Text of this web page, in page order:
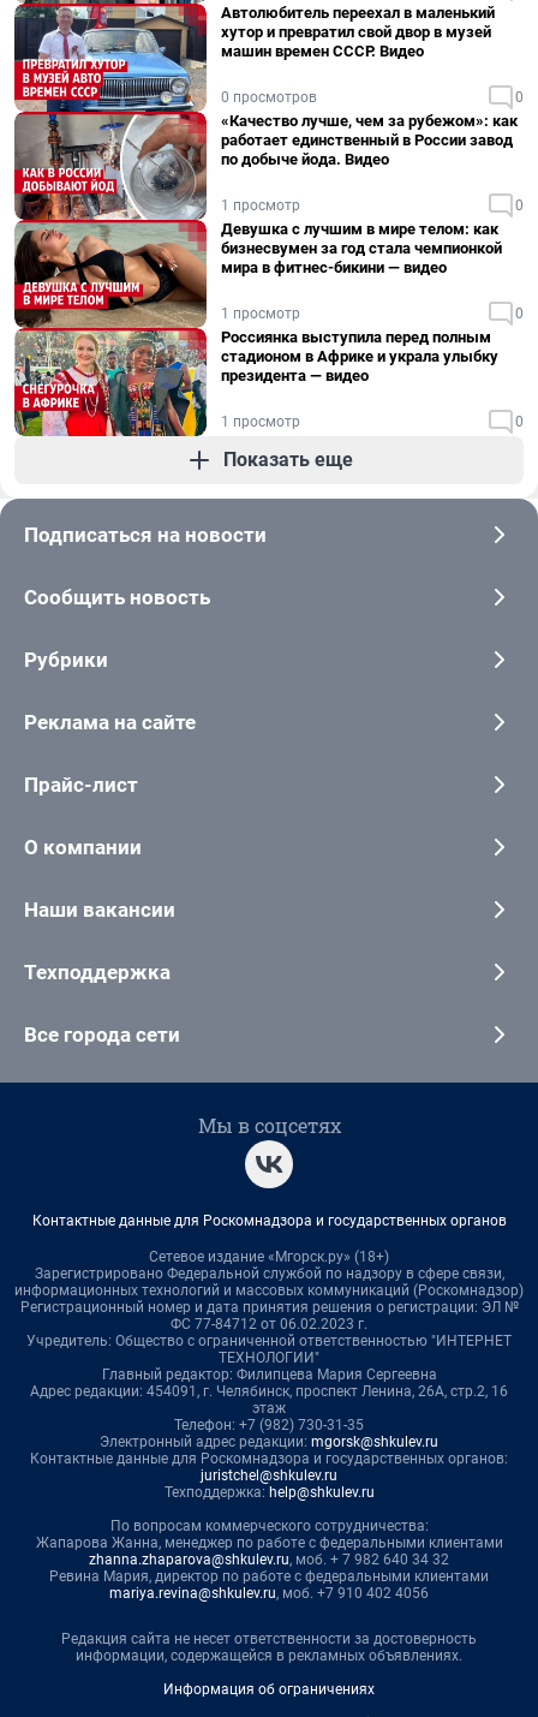
Автолюбитель переехал в маленький
хутор и превратил свой двор в музей
машин времен СССР. Видео
0 просмотров 0
«Качество лучше, чем за рубежом»: как
работает единственный в России завод
по добыче йода. Видео
1 просмотр 0
Девушка с лучшим в мире телом: как
бизнесвумен за год стала чемпионкой
мира в фитнес-бикини — видео
1 просмотр 0
Россиянка выступила перед полным
стадионом в Африке и украла улыбку
президента — видео
1 просмотр 0
Показать еще
Подписаться на новости
Сообщить новость
Рубрики
Реклама на сайте
Прайс-лист
О компании
Наши вакансии
Техподдержка
Все города сети
Мы в соцсетях
Контактные данные для Роскомнадзора и государственных органов
Сетевое издание «Мгорск.ру» (18+)
Зарегистрировано Федеральной службой по надзору в сфере связи,
информационных технологий и массовых коммуникаций (Роскомнадзор)
Регистрационный номер и дата принятия решения о регистрации: ЭЛ №
ФС 77-84712 от 06.02.2023 г.
Учредитель: Общество с ограниченной ответственностью "ИНТЕРНЕТ
ТЕХНОЛОГИИ"
Главный редактор: Филипцева Мария Сергеевна
Адрес редакции: 454091, г. Челябинск, проспект Ленина, 26А, стр.2, 16
этаж
Телефон: +7 (982) 730-31-35
Электронный адрес редакции: mgorsk@shkulev.ru
Контактные данные для Роскомнадзора и государственных органов:
juristchel@shkulev.ru
Техподдержка: help@shkulev.ru
По вопросам коммерческого сотрудничества:
Жапарова Жанна, менеджер по работе с федеральными клиентами
zhanna.zhaparova@shkulev.ru, моб. + 7 982 640 34 32
Ревина Мария, директор по работе с федеральными клиентами
mariya.revina@shkulev.ru, моб. +7 910 402 4056
Редакция сайта не несет ответственности за достоверность
информации, содержащейся в рекламных объявлениях.
Информация об ограничениях